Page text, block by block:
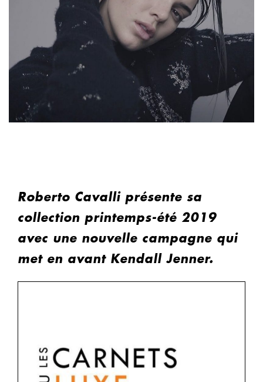
Roberto Cavalli présente sa
collection printemps-été 2019
avec une nouvelle campagne qui
met en avant Kendall Jenner.